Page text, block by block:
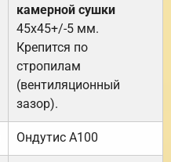
камерной сушки
45х45+/-5 мм.
Крепится по
стропилам
(вентиляционный
зазор).
Ондутис А100